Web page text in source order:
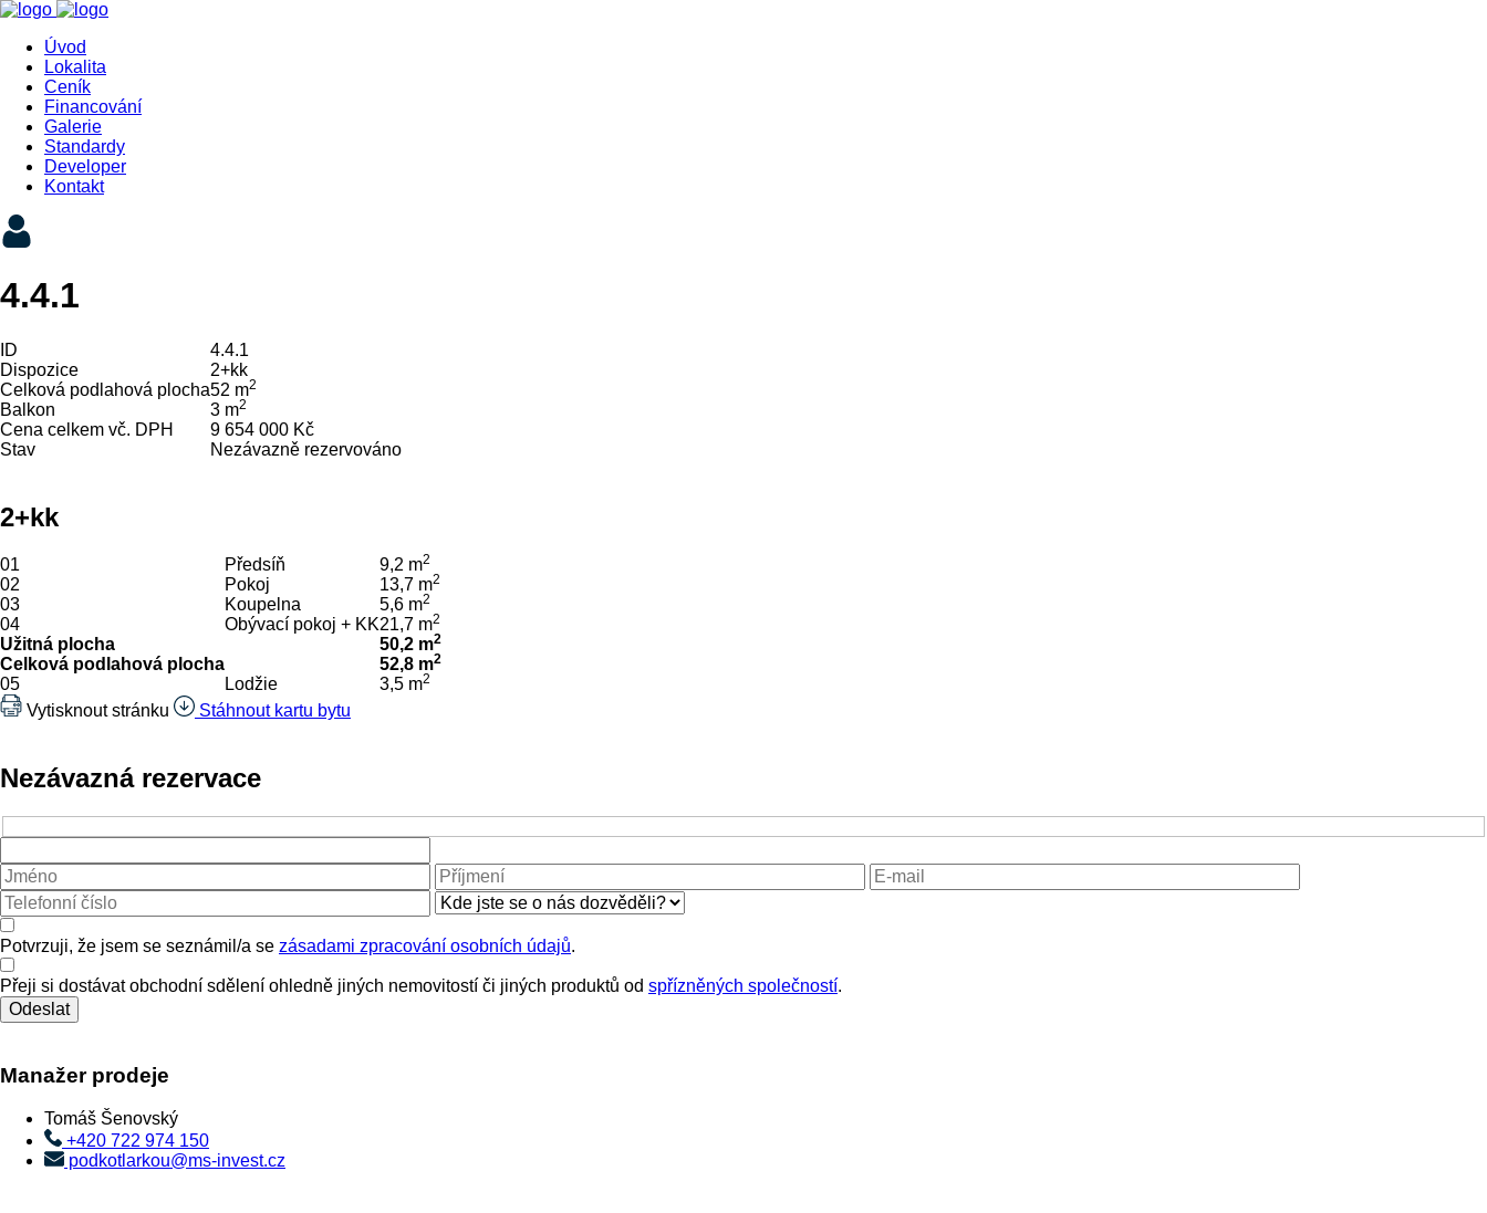
Úvod
Lokalita
Ceník
Financování
Galerie
Standardy
Developer
Kontakt
4.4.1
ID
4.4.1
Dispozice
2+kk
Celková podlahová plocha52 m2
Balkon 3 m2
Cena celkem vč. DPH
9 654 000 Kč
Stav
Nezávazně rezervováno
2+kk
01 Předsíň 9,2 m2
02 Pokoj 13,7 m2
03 Koupelna 5,6 m2
04 Obývací pokoj + KK21,7 m2
Užitná plocha 50,2 m2
Celková podlahová plocha 52,8 m2
05 Lodžie 3,5 m2
Vytisknout stránku Stáhnout kartu bytu
Nezávazná rezervace
Potvrzuji, že jsem se seznámil/a se zásadami zpracování osobních údajů.
Přeji si dostávat obchodní sdělení ohledně jiných nemovitostí či jiných produktů od spřízněných společností.
Manažer prodeje
Tomáš Šenovský
+420 722 974 150
podkotlarkou@ms-invest.cz